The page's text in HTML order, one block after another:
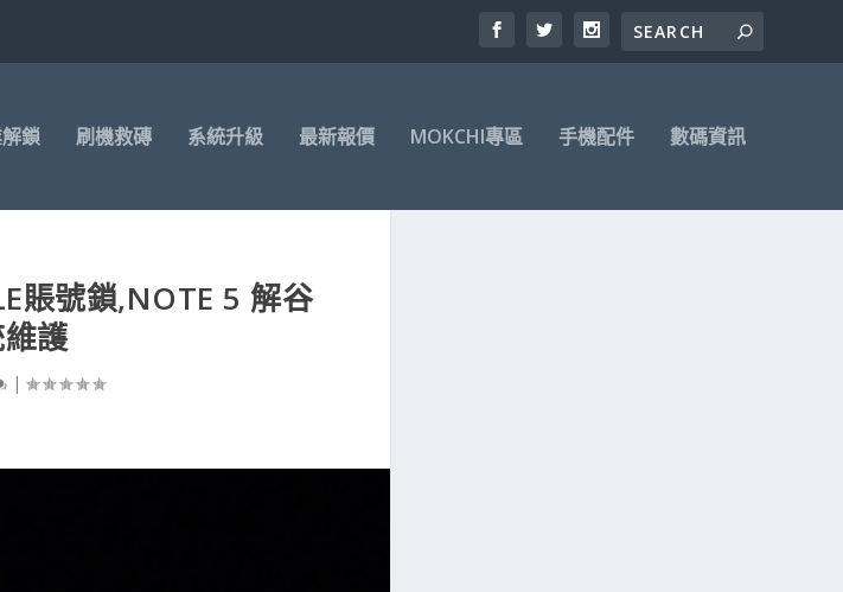
鎖 刷機救磚 系統升級 最新報價 MOKCHI專區 手機配件 數碼資訊
賬號鎖,NOTE 5 解谷
護
|